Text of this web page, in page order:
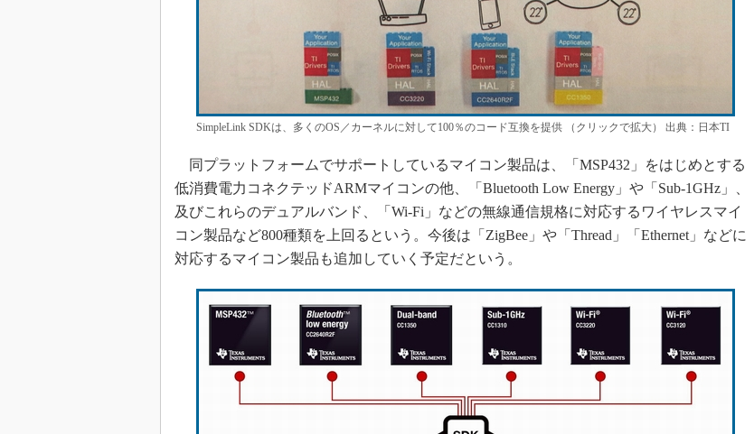
SimpleLink SDKは、多くのOS／カーネルに対して100％のコード互換を提供 （クリックで拡大） 出典：日本TI
同プラットフォームでサポートしているマイコン製品は、「MSP432」をはじめとする
低消費電力コネクテッドARMマイコンの他、「Bluetooth Low Energy」や「Sub-1GHz」、
及びこれらのデュアルバンド、「Wi-Fi」などの無線通信規格に対応するワイヤレスマイ
コン製品など800種類を上回るという。今後は「ZigBee」や「Thread」「Ethernet」などに
対応するマイコン製品も追加していく予定だという。